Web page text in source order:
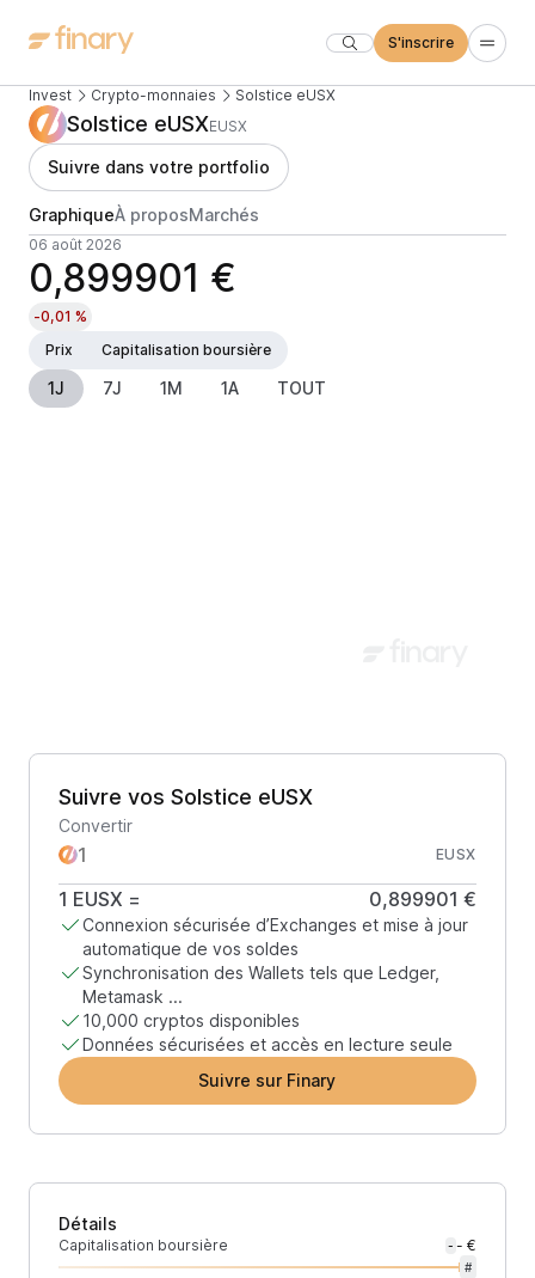
S'inscrire
Invest Crypto-monnaies Solstice eUSX
Solstice eUSXEUSX
Suivre dans votre portfolio
GraphiqueÀ proposMarchés
06 août 2026
0,899901 €
-0,01 %
Prix
Capitalisation boursière
1J 7J 1M 1A TOUT
Suivre vos Solstice eUSX
Convertir
EUSX
1 EUSX = 0,899901 €
Connexion sécurisée d’Exchanges et mise à jour
automatique de vos soldes
Synchronisation des Wallets tels que Ledger,
Metamask ...
10,000 cryptos disponibles
Données sécurisées et accès en lecture seule
Suivre sur Finary
Détails
Capitalisation boursière - - €
#